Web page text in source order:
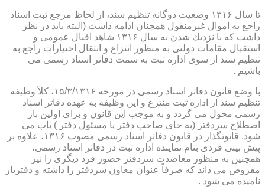
تا سال ۱۳۱۶ وضعیت دوگانه تنظیم سند، از لحاظ مرجع ثبت اسناد
راجع به اموال غیرمنقول همچنان ادامه داشت (البته باید در نظر
داشت كه با نزدیك شدن به سال ۱۳۱۶ شاهد اقبال عمومی و
استقبال مقامات دولتی به منظور انتزاع و انتقال اختیارات راجع به
تنظیم سند از سوی اداره ثبت به سمت دفاتر اسناد رسمی می
باشیم .
با وضع قانون دفاتر اسناد رسمی در مورخه ۱۵/۳/۱۳۱۶، كلاً وظیفه
تنظیم سند از اداره ثبت منتزع و این وظیفه به عهده دفاتر اسناد
رسمی محول می گردد و به موجب این قانون و برای اولین بار
اصطلاح سردفتر (به جای صاحب دفتر یا مسئول دفتر ) باب می
شود. قانونگذار در قانون دفاتر اسناد رسمی مصوب ۱۳۱۶، علاوه بر
پیش بینی فردی بنام نماینده اداره ثبت در دفاتر اسناد رسمی،
همچنین به منظور معاضدت سردفتر حضور فرد دیگری را نیز
مفروض می داند كه صرفاً عنوان معاون سردفتر را داشته و دفتریار
نامیده می شود .